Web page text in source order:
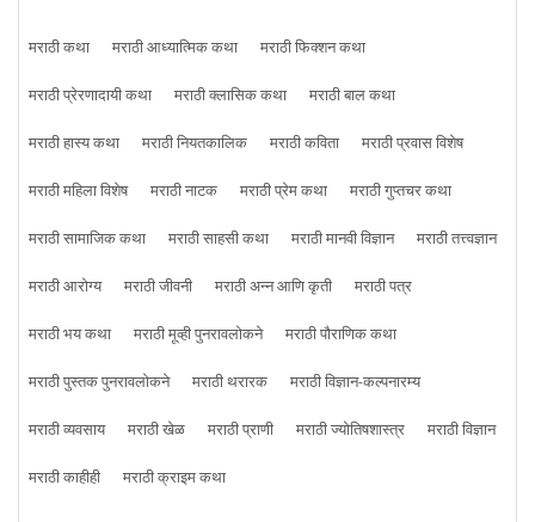
मराठी कथा मराठी आध्यात्मिक कथा
मराठी फिक्शन कथा
मराठी प्रेरणादायी कथा
मराठी क्लासिक कथा
मराठी बाल कथा
मराठी हास्य कथा
मराठी नियतकालिक मराठी कविता
मराठी प्रवास विशेष
मराठी महिला विशेष
मराठी नाटक मराठी प्रेम कथा
मराठी गुप्तचर कथा
मराठी सामाजिक कथा
मराठी साहसी कथा मराठी मानवी विज्ञान
मराठी तत्त्वज्ञान
मराठी आरोग्य
मराठी जीवनी मराठी अन्न आणि कृती
मराठी पत्र
मराठी भय कथा
मराठी मूव्ही पुनरावलोकने
मराठी पौराणिक कथा
मराठी पुस्तक पुनरावलोकने
मराठी थरारक
मराठी विज्ञान-कल्पनारम्य
मराठी व्यवसाय
मराठी खेळ मराठी प्राणी मराठी ज्योतिषशास्त्र
मराठी विज्ञान
मराठी काहीही
मराठी क्राइम कथा